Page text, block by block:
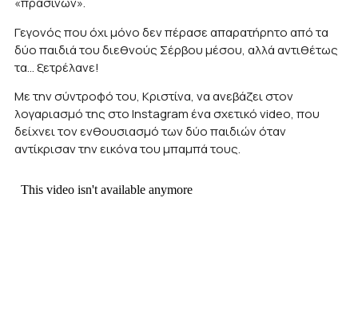
Γεγονός που όχι μόνο δεν πέρασε απαρατήρητο από τα
δύο παιδιά του διεθνούς Σέρβου μέσου, αλλά αντιθέτως
τα… ξετρέλανε!
Με την σύντροφό του, Κριστίνα, να ανεβάζει στον
λογαριασμό της στο Instagram ένα σχετικό video, που
δείχνει τον ενθουσιασμό των δύο παιδιών όταν
αντίκρισαν την εικόνα του μπαμπά τους.